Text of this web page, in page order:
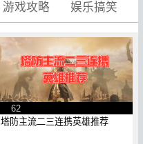
游戏攻略 娱乐搞笑
62
塔防主流二三连携英雄推荐